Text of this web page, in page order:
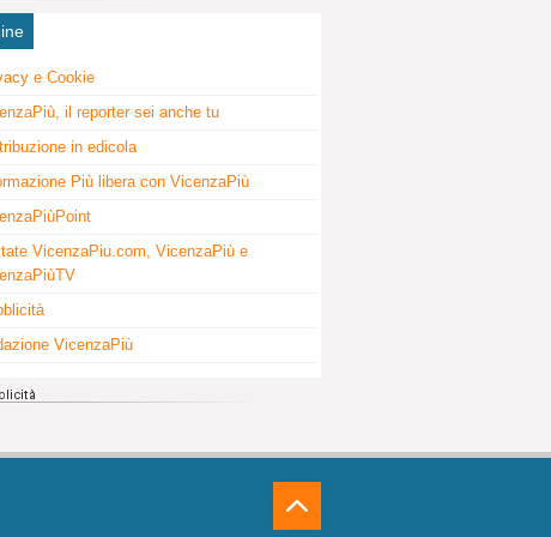
e Cookie
il reporter sei anche tu
in edicola
Più libera con VicenzaPiù
VicenzaPiu.com, VicenzaPiù e
VicenzaPiù